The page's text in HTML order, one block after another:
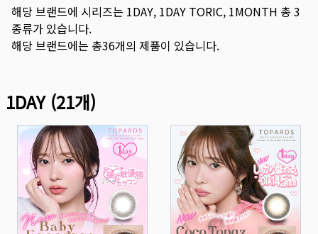
해당 브랜드에 시리즈는 1DAY, 1DAY TORIC, 1MONTH 총 3
종류가 있습니다.
해당 브랜드에는 총36개의 제품이 있습니다.
1DAY(21개)